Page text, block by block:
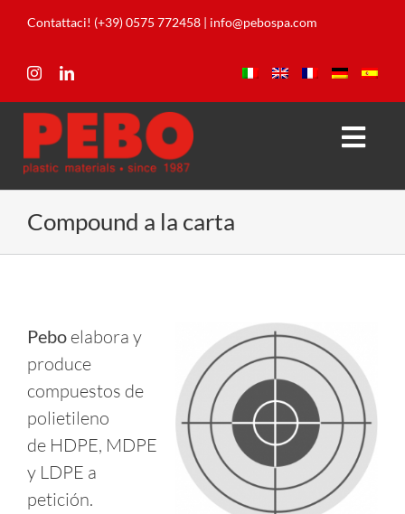
Skip
content
Contattaci! (+39) 0575 772458 | info@pebospa.com
Empresa
Productos
Descarga
Proveedores
Contactos
Compound a la carta
Pebo elabora y
produce
compuestos de
polietileno
de HDPE, MDPE
y LDPE a
petición.